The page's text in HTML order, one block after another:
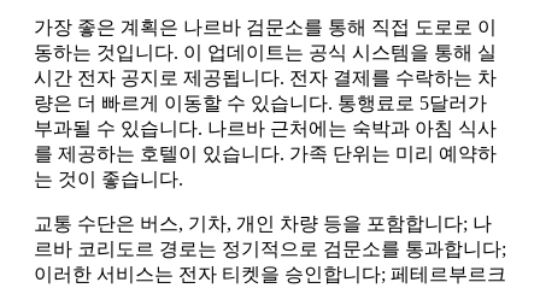
가장 좋은 계획은 나르바 검문소를 통해 직접 도로로 이
동하는 것입니다. 이 업데이트는 공식 시스템을 통해 실
시간 전자 공지로 제공됩니다. 전자 결제를 수락하는 차
량은 더 빠르게 이동할 수 있습니다. 통행료로 5달러가
부과될 수 있습니다. 나르바 근처에는 숙박과 아침 식사
를 제공하는 호텔이 있습니다. 가족 단위는 미리 예약하
는 것이 좋습니다.
교통 수단은 버스, 기차, 개인 차량 등을 포함합니다; 나
르바 코리도르 경로는 정기적으로 검문소를 통과합니다;
이러한 서비스는 전자 티켓을 승인합니다; 페테르부르크